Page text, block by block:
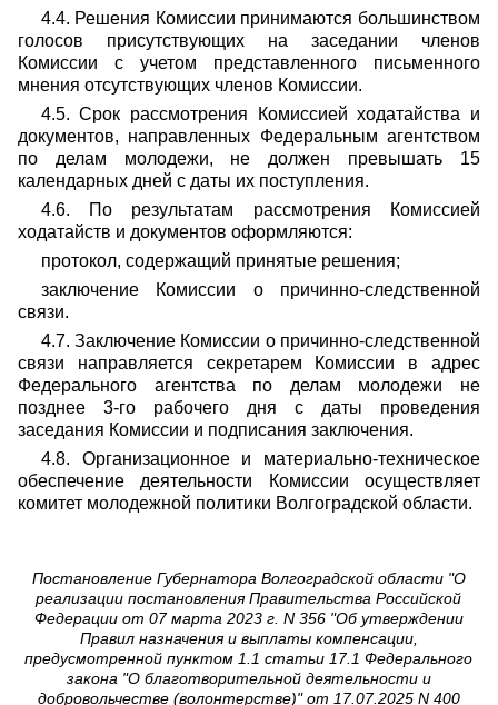
4.4. Решения Комиссии принимаются большинством
голосов присутствующих на заседании членов
Комиссии с учетом представленного письменного
мнения отсутствующих членов Комиссии.
4.5. Срок рассмотрения Комиссией ходатайства и
документов, направленных Федеральным агентством
по делам молодежи, не должен превышать 15
календарных дней с даты их поступления.
4.6. По результатам рассмотрения Комиссией
ходатайств и документов оформляются:
протокол, содержащий принятые решения;
заключение Комиссии о причинно-следственной
связи.
4.7. Заключение Комиссии о причинно-следственной
связи направляется секретарем Комиссии в адрес
Федерального агентства по делам молодежи не
позднее 3-го рабочего дня с даты проведения
заседания Комиссии и подписания заключения.
4.8. Организационное и материально-техническое
обеспечение деятельности Комиссии осуществляет
комитет молодежной политики Волгоградской области.
Постановление Губернатора Волгоградской области "О
реализации постановления Правительства Российской
Федерации от 07 марта 2023 г. N 356 "Об утверждении
Правил назначения и выплаты компенсации,
предусмотренной пунктом 1.1 статьи 17.1 Федерального
закона "О благотворительной деятельности и
добровольчестве (волонтерстве)" от 17.07.2025 N 400